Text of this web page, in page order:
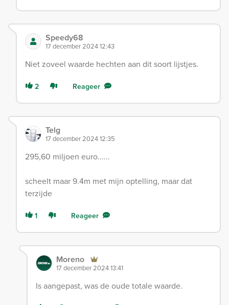
Speedy68
17 december 2024 12:43
Niet zoveel waarde hechten aan dit soort lijstjes.
2 Reageer
Telg
17 december 2024 12:35
295,60 miljoen euro......
scheelt maar 9.4m met mijn optelling, maar dat
terzijde
1 Reageer
Moreno
17 december 2024 13:41
Is aangepast, was de oude totale waarde.